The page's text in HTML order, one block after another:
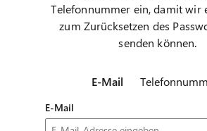
Telefonnummer ein, damit wir
zum Zurücksetzen des
senden können.
E-Mail
E-Mail